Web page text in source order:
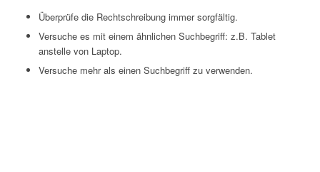
Überprüfe die Rechtschreibung immer sorgfältig.
Versuche es mit einem ähnlichen Suchbegriff: z.B. Tablet
anstelle von Laptop.
Versuche mehr als einen Suchbegriff zu verwenden.